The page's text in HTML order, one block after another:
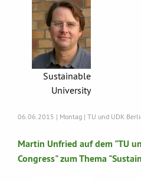
Sustainable
University
06.06.2015 | Montag | TU und UDK
Martin Unfried auf dem "TU
Congress" zum Thema